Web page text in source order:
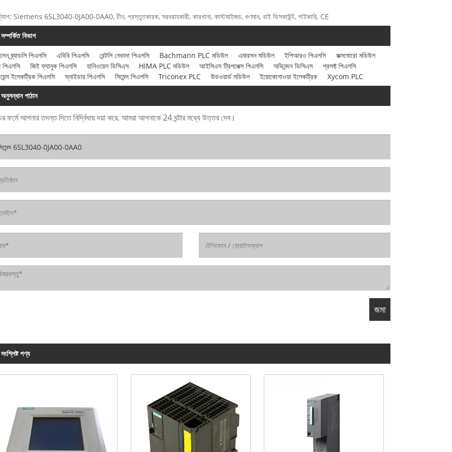
Siemens 6SL3040-0JA00-0AA0, চীন, প্রস্তুতকারক, সরবরাহকারী, কারখানা, কাস্টমাইজড, গুণমান, বাই ডিসকাউন্ট, পাইকারি, CE
সম্পর্কিত বিভাগ
ব্র্যাডলি পিএলসি এবিবি পিএলসি বেন্টলি নেভাদা পিএলসি Bachmann PLC মডিউল এমারসন মডিউল ইপিআরও পিএলসি
ফক্সবোরো মডিউল
পিএলসি
জিই ফ্যানুক পিএলসি হানিওয়েল ডিসিএস HIMA PLC মডিউল আইসিএস ট্রিপলেক্স পিএলসি অভিনন্দন ডিসিএস
প্রসফ্ট পিএলসি
ইলেকট্রিক পিএলসি
স্নাইডার পিএলসি সিমেন্স পিএলসি Triconex PLC উডওয়ার্ড মডিউল ইয়োকোগাওয়া ইলেকট্রিক
Xycom PLC
অনুসন্ধান পাঠান
ফর্মে আপনার তদন্ত দিতে নির্দ্বিধায় দয়া করে. আমরা আপনাকে 24 ঘন্টার মধ্যে উত্তর দেব।
সংশ্লিষ্ট পণ্য